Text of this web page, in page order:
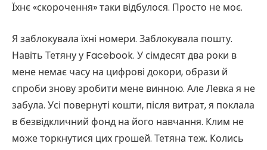
Їхнє «скорочення» таки відбулося. Просто не моє.
Я заблокувала їхні номери. Заблокувала пошту.
Навіть Тетяну у Facebook. У сімдесят два роки в
мене немає часу на цифрові докори, образи й
спроби знову зробити мене винною. Але Левка я не
забула. Усі повернуті кошти, після витрат, я поклала
в безвідкличний фонд на його навчання. Клим не
може торкнутися цих грошей. Тетяна теж. Колись